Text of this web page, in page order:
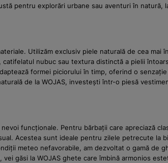
pentru explorări urbane sau aventuri în natură,
Utilizăm exclusiv piele naturală de cea
nubuc sau textura distinctă a pielii
formei piciorului în timp, oferind o
de la WOJAS, investești într-o piesă
funcționale. Pentru bărbații care apreciază
Acestea sunt ideale pentru zilele petrecute la
meteo nefavorabile, am dezvoltat o gamă de
găsi la WOJAS ghete care îmbină armonios